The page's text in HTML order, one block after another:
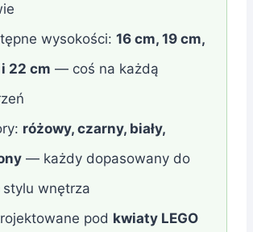
wysokości:16 cm, 19 cm,
22 cm — coś na każdą
różowy, czarny, biały,
— każdy dopasowany do
stylu wnętrza
pod kwiaty LEGO